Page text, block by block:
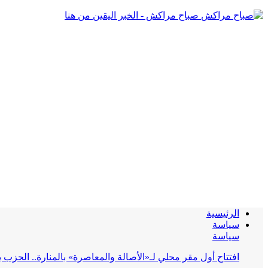
صباح مراكش - الخبر اليقين من هنا
الرئيسية
سياسة
سياسة
افتتاح أول مقر محلي لـ«الأصالة والمعاصرة» بالمنارة..